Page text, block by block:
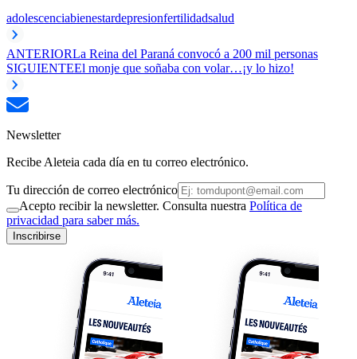
adolescenciabienestardepresionfertilidadsalud
ANTERIORLa Reina del Paraná convocó a 200 mil personas
SIGUIENTEEl monje que soñaba con volar…¡y lo hizo!
Newsletter
Recibe Aleteia cada día en tu correo electrónico.
Tu dirección de correo electrónico
Acepto recibir la newsletter. Consulta nuestra Política de
privacidad para saber más.
Inscribirse